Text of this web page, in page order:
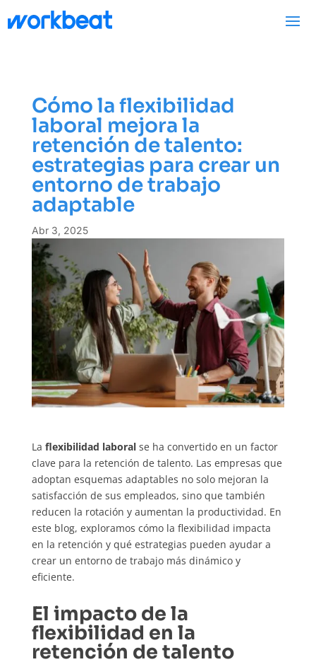
Cómo la flexibilidad
laboral mejora la
retención de talento:
estrategias para crear un
entorno de trabajo
adaptable
Abr 3, 2025
La flexibilidad laboralse ha convertido en un factor
clave para la retención de talento. Las empresas que
adoptan esquemas adaptables no solo mejoran la
satisfacción de sus empleados, sino que también
reducen la rotación y aumentan la productividad. En
este blog, exploramos cómo la flexibilidad impacta
en la retención y qué estrategias pueden ayudar a
crear un entorno de trabajo más dinámico y
eficiente.
El impacto de la
flexibilidad en la
retención de talento